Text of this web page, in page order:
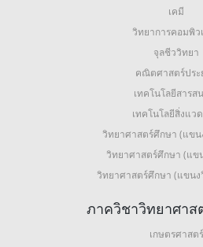
เคมี
วิทยาการคอมพิว
จุลชีววิทยา
คณิตศาสตร์ประ
เทคโนโลยีสารส
เทคโนโลยีสิ่งแว
วิทยาศาสตร์ศึกษา (แข
วิทยาศาสตร์ศึกษา (แข
วิทยาศาสตร์ศึกษา (แขน
ภาควิชาวิทยาศาส
เกษตรศาสตร์